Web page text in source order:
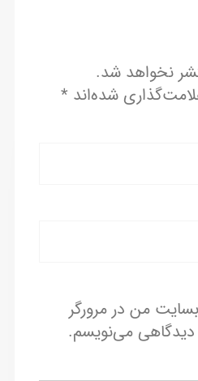
نخواهد شد.
شده‌اند *
من در مرورگر
دیدگاهی می‌نویسم.